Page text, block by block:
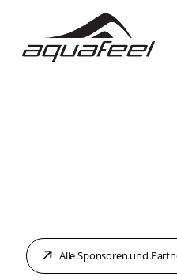
Alle Sponsoren und